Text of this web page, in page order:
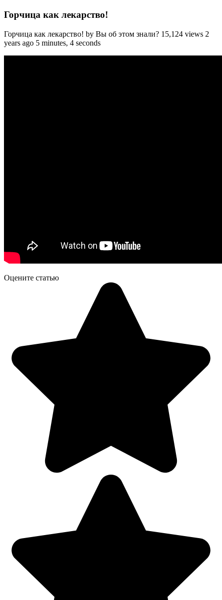
Горчица как лекарство!
Горчица как лекарство! by Вы об этом знали? 15,124 views 2
years ago 5 minutes, 4 seconds
Оцените статью